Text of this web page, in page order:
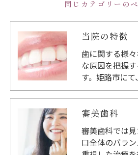
同じカテゴリーの
当院の特徴
歯に関する様
な原因を把握
す。姫路市に
審美歯科
審美歯科では見
口全体のバラ